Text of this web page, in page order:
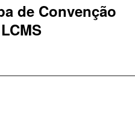
de Convenção